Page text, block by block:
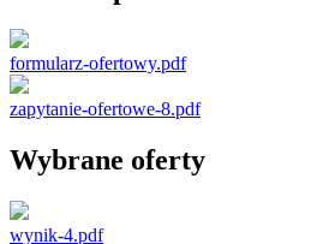
formularz-ofertowy.pdf
zapytanie-ofertowe-8.pdf
Wybrane oferty
wynik-4.pdf